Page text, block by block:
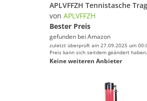
von APLVFFZH
Bester Preis
gefunden bei Amazon
zuletzt überprüft am 27.09.2025 um
Preis kann sich seitdem geändert haben.
Keine weiteren Anbieter